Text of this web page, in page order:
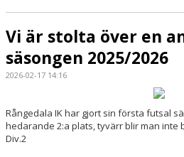
Vi är stolta över en
säsongen 2025/2026
2026-02-17 14:16
Rångedala IK har gjort sin första futsal
hedarande 2:a plats, tyvärr blir man inte
Div.2